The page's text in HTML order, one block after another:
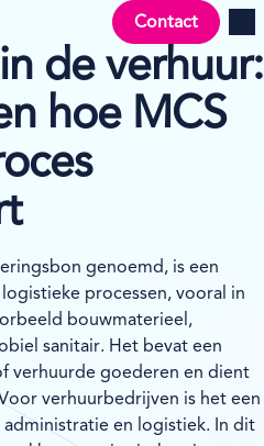
Contact
de verhuur:
hoe MCS
genoemd, is een
processen, vooral in
bouwmaterieel,
sanitair. Het bevat een
verhuurde goederen en dient
verhuurbedrijven is het een
en logistiek. In dit